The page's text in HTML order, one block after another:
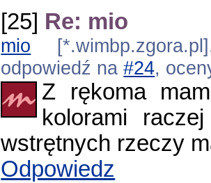
[25] Re: mio
mio
odpowiedź na#24,
Z rękoma
kolorami
wstrętnych rzeczy
Odpowiedz